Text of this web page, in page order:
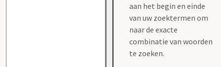
aan het begin en einde
van uw zoektermen om
naar de exacte
combinatie van woorden
te zoeken.